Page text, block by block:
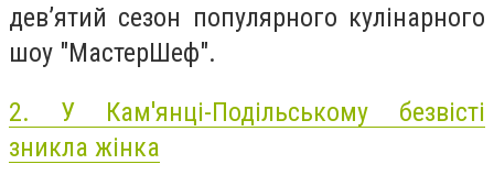
дев’ятий сезон популярного кулінарного
шоу "МастерШеф".
2. У Кам'янці-Подільському безвісті
зникла жінка